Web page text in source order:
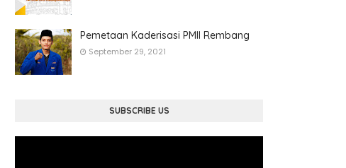
Pemetaan Kaderisasi PMII Rembang
September 29, 2021
SUBSCRIBE US